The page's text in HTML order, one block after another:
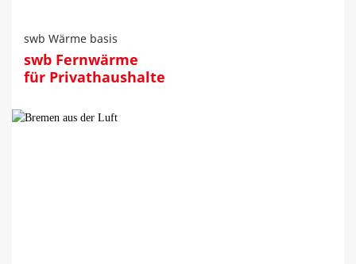
swb Wärme basis
swb Fernwärme
für Privathaushalte